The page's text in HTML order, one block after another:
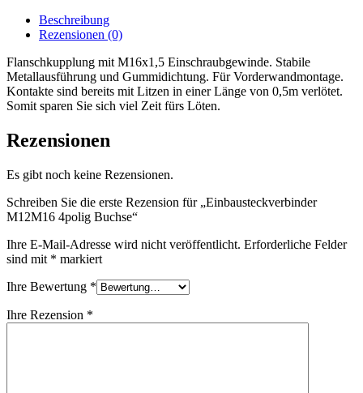
Beschreibung
Rezensionen (0)
Flanschkupplung mit M16x1,5 Einschraubgewinde. Stabile
Metallausführung und Gummidichtung. Für Vorderwandmontage.
Kontakte sind bereits mit Litzen in einer Länge von 0,5m verlötet.
Somit sparen Sie sich viel Zeit fürs Löten.
Rezensionen
Es gibt noch keine Rezensionen.
Schreiben Sie die erste Rezension für „Einbausteckverbinder
M12M16 4polig Buchse“
Ihre E-Mail-Adresse wird nicht veröffentlicht. Erforderliche Felder
sind mit * markiert
Ihre Bewertung *
Ihre Rezension *